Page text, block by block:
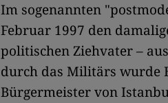
Im sogenannten
Februar 1997 den
politischen Ziehvater –
durch das Militärs wurde
Bürgermeister von